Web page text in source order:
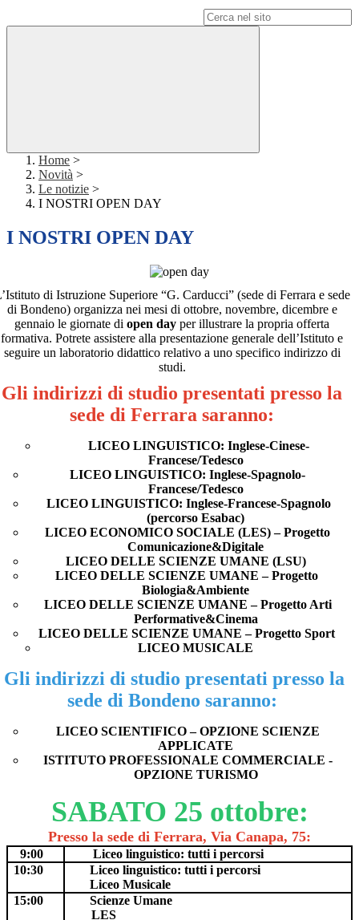
Home >
Novità >
Le notizie >
I NOSTRI OPEN DAY
I NOSTRI OPEN DAY
di Istruzione Superiore “G. Carducci” (sede di Ferrara e sede
di Bondeno) organizza nei mesi di ottobre, novembre, dicembre e
gennaio le giornate diopen day per illustrare la propria offerta
formativa. Potrete assistere alla presentazione generale dell’Istituto e
seguire un laboratorio didattico relativo a uno specifico indirizzo di
studi.
Gli indirizzi di studio presentati presso la
sede di Ferrara saranno:
LICEO LINGUISTICO: Inglese-Cinese-
Francese/Tedesco
LICEO LINGUISTICO: Inglese-Spagnolo-
Francese/Tedesco
LICEO LINGUISTICO: Inglese-Francese-Spagnolo
(percorso Esabac)
LICEO ECONOMICO SOCIALE (LES) – Progetto
Comunicazione&Digitale
LICEO DELLE SCIENZE UMANE (LSU)
LICEO DELLE SCIENZE UMANE – Progetto
Biologia&Ambiente
LICEO DELLE SCIENZE UMANE – Progetto Arti
Performative&Cinema
LICEO DELLE SCIENZE UMANE – Progetto Sport
LICEO MUSICALE
Gli indirizzi di studio presentati presso la
sede di Bondeno saranno:
LICEO SCIENTIFICO – OPZIONE SCIENZE
APPLICATE
ISTITUTO PROFESSIONALE COMMERCIALE -
OPZIONE TURISMO
SABATO 25 ottobre:
Presso la sede di Ferrara, Via Canapa, 75:
9:00 Liceo linguistico:tutti i percorsi
10:30
Liceo linguistico:tutti i percorsi
Liceo Musicale
15:00
Scienze Umane
LES